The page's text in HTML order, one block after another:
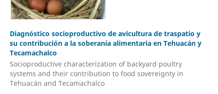
Diagnóstico socioproductivo de avicultura de traspatio y
su contribución a la soberanía alimentaria en Tehuacán y
Tecamachalco
Socioproductive characterization of backyard poultry
systems and their contribution to food sovereignty in
Tehuacán and Tecamachalco